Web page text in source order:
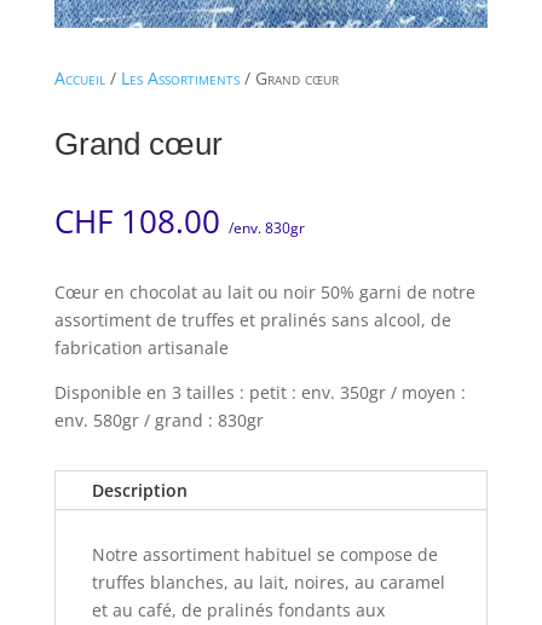
Accueil/ Les Assortiments/ Grand cœur
Grand cœur
CHF108.00 /env. 830gr
Cœur en chocolat au lait ou noir 50% garni de notre
assortiment de truffes et pralinés sans alcool, de
fabrication artisanale
Disponible en 3 tailles : petit : env. 350gr / moyen :
env. 580gr / grand : 830gr
Description
Notre assortiment habituel se compose de
truffes blanches, au lait, noires, au caramel
et au café, de pralinés fondants aux